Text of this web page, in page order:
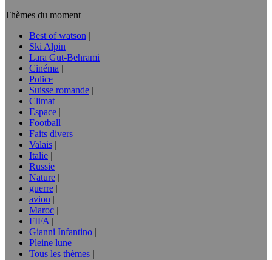
Thèmes du moment
Best of watson
Ski Alpin
Lara Gut-Behrami
Cinéma
Police
Suisse romande
Climat
Espace
Football
Faits divers
Valais
Italie
Russie
Nature
guerre
avion
Maroc
FIFA
Gianni Infantino
Pleine lune
Tous les thèmes